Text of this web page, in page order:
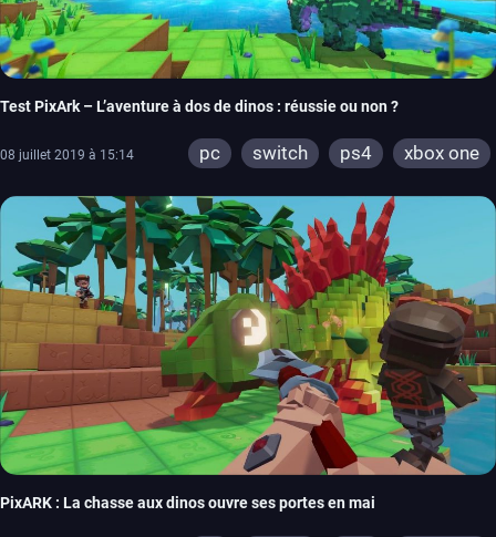
Test PixArk – L’aventure à dos de dinos : réussie ou non ?
08 juillet 2019 à 15:14 pc switch ps4 xbox one
PixARK : La chasse aux dinos ouvre ses portes en mai